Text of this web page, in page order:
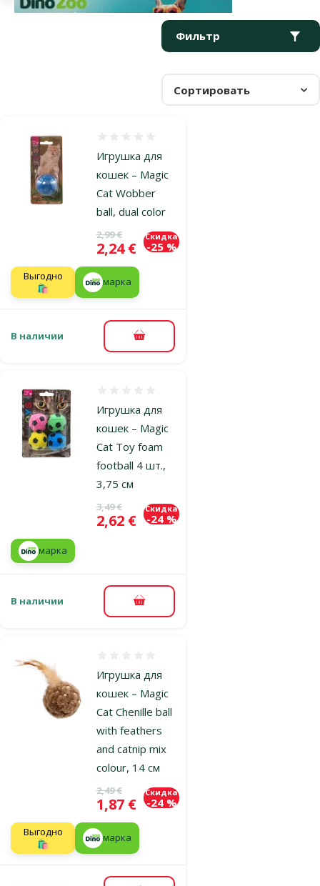
Фильтр
Сортировать
Продукты в категории Мячики и шарики для хорьков
Игрушка для
кошек – Magic
Cat Wobber
ball, dual color
Исходная цена
2,99 €
Цена
2,24 €
Скидка
-25 %
Выгодно
🛍️
марка
В наличии В корзину
Игрушка для
кошек – Magic
Cat Toy foam
football 4 шт.,
3,75 см
Исходная цена
3,49 €
Цена
2,62 €
Скидка
-24 %
марка
В наличии В корзину
Игрушка для
кошек – Magic
Cat Chenille ball
with feathers
and catnip mix
colour, 14 см
Исходная цена
2,49 €
Цена
1,87 €
Скидка
-24 %
Выгодно
🛍️
марка